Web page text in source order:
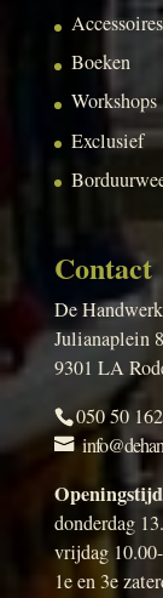
Accessoires
Boeken
Workshops
Exclusief
Contact
De
Julianaplein 8
9301 LA
050 50
donderdag
vrijdag
1e en 3e